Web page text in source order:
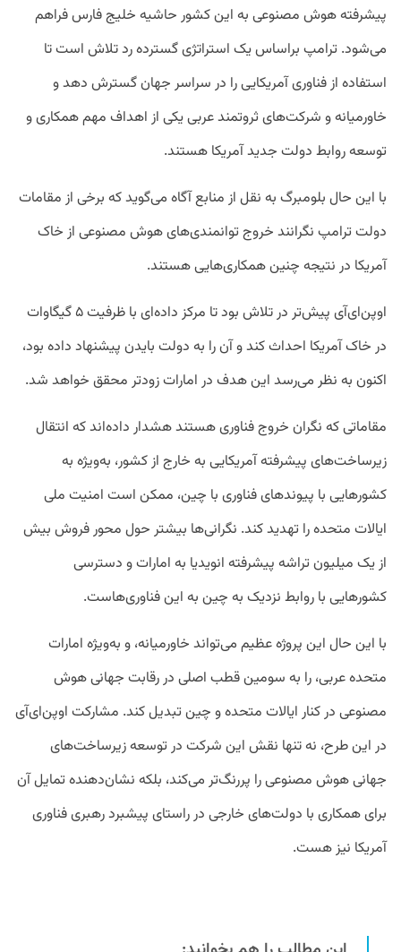
پیشرفته هوش مصنوعی به این کشور حاشیه خلیج فارس فراهم
می‌شود. ترامپ براساس یک استراتژی گسترده رد تلاش است تا
استفاده از فناوری آمریکایی را در سراسر جهان گسترش دهد و
خاورمیانه و شرکت‌های ثروتمند عربی یکی از اهداف مهم همکاری و
توسعه روابط دولت جدید آمریکا هستند.
با این حال بلومبرگ به نقل از منابع آگاه می‌گوید که برخی از مقامات
دولت ترامپ نگرانند خروج توانمندی‌های هوش مصنوعی از خاک
آمریکا در نتیجه چنین همکاری‌هایی هستند.
اوپن‌ای‌آی پیش‌تر در تلاش بود تا مرکز داده‌ای با ظرفیت ۵ گیگاوات
در خاک آمریکا احداث کند و آن را به دولت بایدن پیشنهاد داده بود،
اکنون به نظر می‌رسد این هدف در امارات زودتر محقق خواهد شد.
مقاماتی که نگران خروج فناوری هستند هشدار داده‌اند که انتقال
زیرساخت‌های پیشرفته آمریکایی به خارج از کشور، به‌ویژه به
کشورهایی با پیوندهای فناوری با چین، ممکن است امنیت ملی
ایالات متحده را تهدید کند. نگرانی‌ها بیشتر حول محور فروش بیش
از یک میلیون تراشه پیشرفته انویدیا به امارات و دسترسی
کشورهایی با روابط نزدیک به چین به این فناوری‌هاست.
با این حال این پروژه عظیم می‌تواند خاورمیانه، و به‌ویژه امارات
متحده عربی، را به سومین قطب اصلی در رقابت جهانی هوش
مصنوعی در کنار ایالات متحده و چین تبدیل کند. مشارکت اوپن‌ای‌آی
در این طرح، نه تنها نقش این شرکت در توسعه زیرساخت‌های
جهانی هوش مصنوعی را پررنگ‌تر می‌کند، بلکه نشان‌دهنده تمایل آن
برای همکاری با دولت‌های خارجی در راستای پیشبرد رهبری فناوری
آمریکا نیز هست.